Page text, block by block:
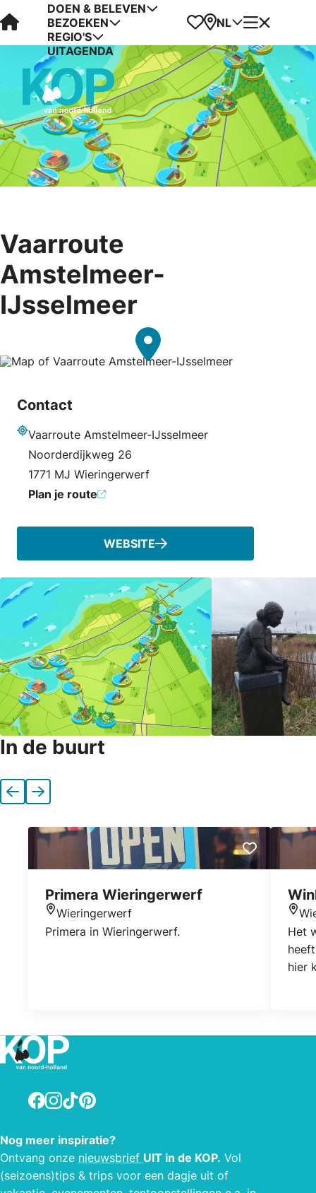
Visit Kop van Holland
DOEN & BELEVEN
BEZOEKEN
REGIO'S
UITAGENDA
Favorieten
Kaart
NL Menu
Vaarroute
Amstelmeer-
IJsselmeer
Contact
Vaarroute Amstelmeer-IJsselmeer
Noorderdijkweg 26
1771 MJ Wieringerwerf
Plan je route
WEBSITE
In de buurt
VorigeVolgende
Primera Wieringerwerf
Wieringerwerf
Primera in Wieringerwerf.
Het
hier
Facebook
Instagram
TikTokPinterest
Nog meer inspiratie?
Ontvang onze nieuwsbrief UIT in de KOP. Vol
(seizoens)tips & trips voor een dagje uit of